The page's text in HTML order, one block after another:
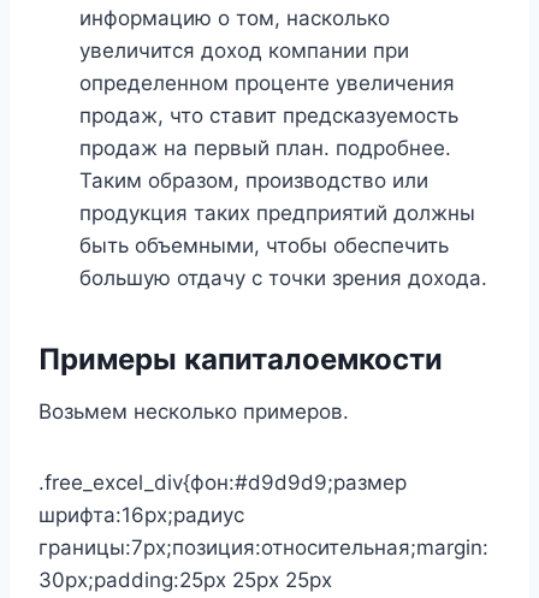
информацию о том, насколько
увеличится доход компании при
определенном проценте увеличения
продаж, что ставит предсказуемость
продаж на первый план. подробнее.
Таким образом, производство или
продукция таких предприятий должны
быть объемными, чтобы обеспечить
большую отдачу с точки зрения дохода.
Примеры капиталоемкости
Возьмем несколько примеров.
.free_excel_div{фон:#d9d9d9;размер
шрифта:16px;радиус
границы:7px;позиция:относительная;margin:
30px;padding:25px 25px 25px